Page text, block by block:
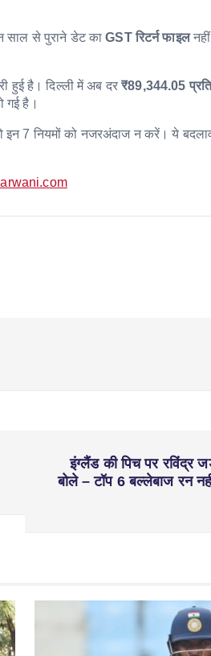
साल से पुराने डेट काGST रिटर्न फाइल
हुई है। दिल्ली में अब दर₹89,344.05
गई है।
इन 7 नियमों को नजरअंदाज न करें। ये
इंग्लैंड की पिच पर रविंद्र
बोले – टॉप 6 बल्लेबाज रन